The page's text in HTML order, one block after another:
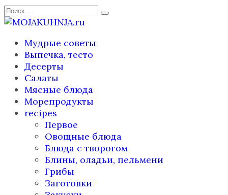
Перейти
к
Search
for:
Мудрые советы
Выпечка, тесто
Десерты
Салаты
Мясные блюда
Морепродукты
recipes
Первое
Овощные блюда
Блюда с творогом
Блины, оладьи, пельмени
Грибы
Заготовки